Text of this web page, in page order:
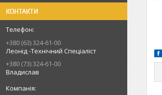
КОНТАКТИ
+380 (63) 324-61-00
Леонід -Технічний Спеціаліст
+380 (73) 324-61-00
Владислав